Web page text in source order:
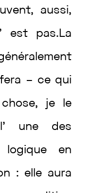
, aussi,
l’ est pas.La
– ce qui
chose, je le
l’ une des
logique en
: elle aura